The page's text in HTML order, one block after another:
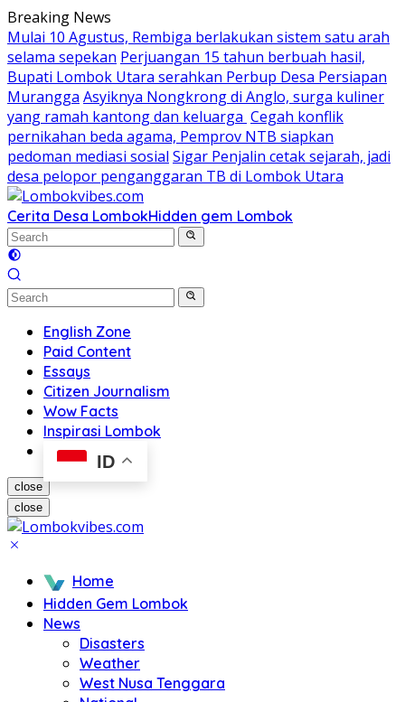
Skip
to
content
Breaking News
Mulai 10 Agustus, Rembiga berlakukan sistem satu arah
selama sepekan Perjuangan 15 tahun berbuah hasil,
Bupati Lombok Utara serahkan Perbup Desa Persiapan
Murangga Asyiknya Nongkrong di Anglo, surga kuliner
yang ramah kantong dan keluarga Cegah konflik
pernikahan beda agama, Pemprov NTB siapkan
pedoman mediasi sosial Sigar Penjalin cetak sejarah, jadi
desa pelopor penganggaran TB di Lombok Utara
Cerita Desa LombokHidden gem Lombok
English Zone
Paid Content
Essays
Citizen Journalism
Wow Facts
Inspirasi Lombok
ID
close
close
Home
Hidden Gem Lombok
News
Disasters
Weather
West Nusa Tenggara